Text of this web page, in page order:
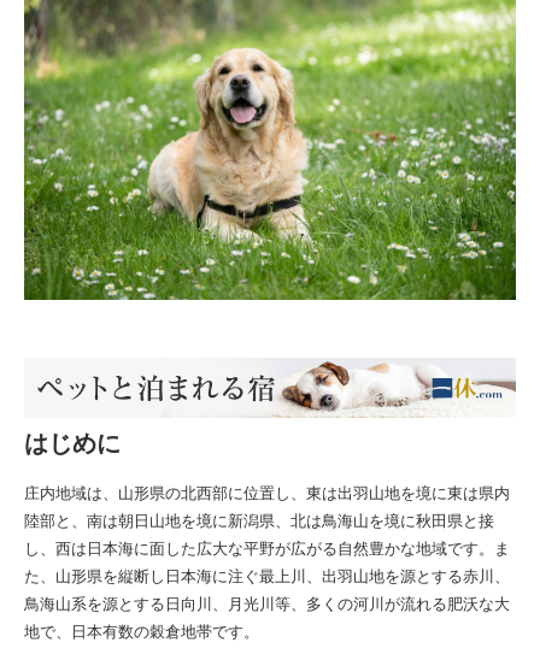
はじめに
庄内地域は、山形県の北西部に位置し、東は出羽山地を境に東は県内
陸部と、南は朝日山地を境に新潟県、北は鳥海山を境に秋田県と接
し、西は日本海に面した広大な平野が広がる自然豊かな地域です。ま
た、山形県を縦断し日本海に注ぐ最上川、出羽山地を源とする赤川、
鳥海山系を源とする日向川、月光川等、多くの河川が流れる肥沃な大
地で、日本有数の穀倉地帯です。